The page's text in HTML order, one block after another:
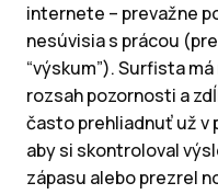
internete – prevažne
nesúvisia s prácou
“výskum”). Surfista
rozsah pozornosti a
často prehliadnuť už v
aby si skontroloval
zápasu alebo prezrel